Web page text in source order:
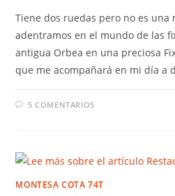
Tiene dos ruedas pero no es una
adentramos en el mundo de las
antigua Orbea en una preciosa
que me acompañará en mi día a
5 COMENTARIOS
MONTESA COTA 74T